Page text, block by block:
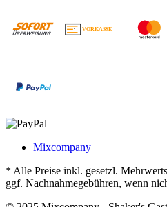
VORKASSE
Mixcompany
* Alle Preise inkl. gesetzl.
ggf. Nachnahmegebühren, wenn